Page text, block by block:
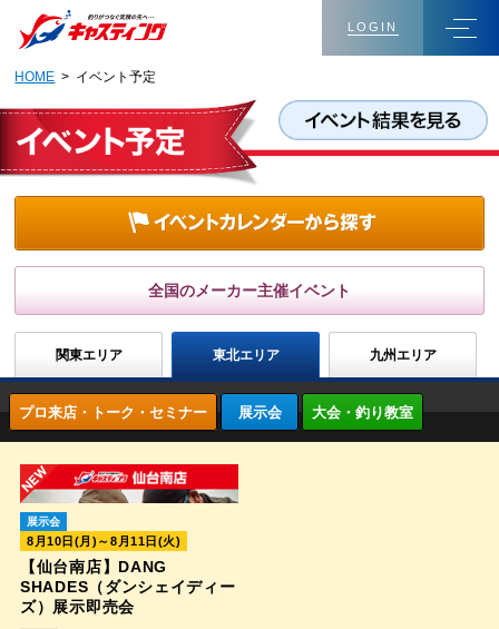
LOGIN
HOME > イベント予定
全国のメーカー主催イベント
関東エリア 東北エリア 九州エリア
プロ来店・トーク・セミナー 展示会 大会・釣り教室
展示会
8月10日(月)～8月11日(火)
【仙台南店】DANG
SHADES（ダンシェイディー
ズ）展示即売会